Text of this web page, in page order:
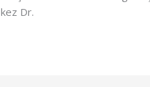
kez Dr.